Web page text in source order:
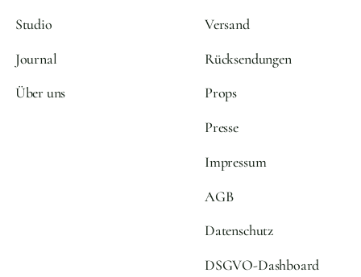
Studio
Journal
Über uns
Versand
Rücksendungen
Props
Presse
Impressum
AGB
Datenschutz
DSGVO-Dashboard